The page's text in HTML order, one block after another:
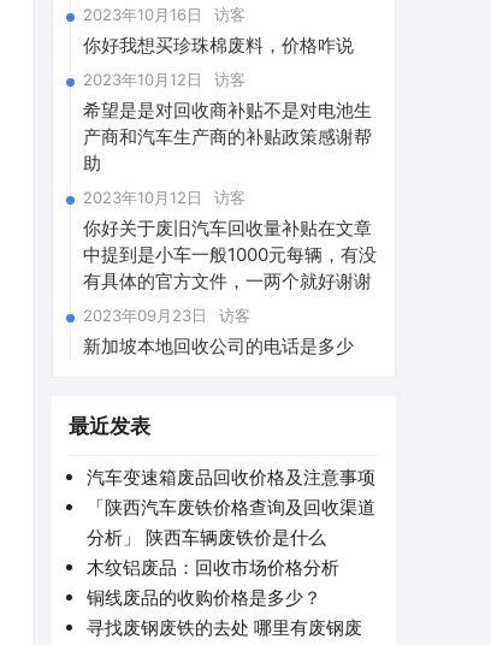
2023年10月16日 访客
你好我想买珍珠棉废料，价格咋说
2023年10月12日 访客
希望是是对回收商补贴不是对电池生
产商和汽车生产商的补贴政策感谢帮
助
2023年10月12日 访客
你好关于废旧汽车回收量补贴在文章
中提到是小车一般1000元每辆，有没
有具体的官方文件，一两个就好谢谢
2023年09月23日 访客
新加坡本地回收公司的电话是多少
最近发表
汽车变速箱废品回收价格及注意事项
「陕西汽车废铁价格查询及回收渠道
分析」 陕西车辆废铁价是什么
木纹铝废品：回收市场价格分析
铜线废品的收购价格是多少？
寻找废钢废铁的去处 哪里有废钢废